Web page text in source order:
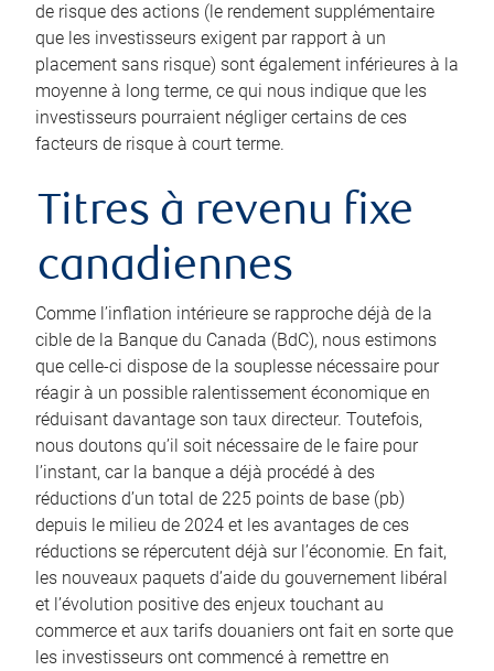
de risque des actions (le rendement supplémentaire
que les investisseurs exigent par rapport à un
placement sans risque) sont également inférieures à la
moyenne à long terme, ce qui nous indique que les
investisseurs pourraient négliger certains de ces
facteurs de risque à court terme.
Titres à revenu fixe
canadiennes
Comme l’inflation intérieure se rapproche déjà de la
cible de la Banque du Canada (BdC), nous estimons
que celle-ci dispose de la souplesse nécessaire pour
réagir à un possible ralentissement économique en
réduisant davantage son taux directeur. Toutefois,
nous doutons qu’il soit nécessaire de le faire pour
l’instant, car la banque a déjà procédé à des
réductions d’un total de 225 points de base (pb)
depuis le milieu de 2024 et les avantages de ces
réductions se répercutent déjà sur l’économie. En fait,
les nouveaux paquets d’aide du gouvernement libéral
et l’évolution positive des enjeux touchant au
commerce et aux tarifs douaniers ont fait en sorte que
les investisseurs ont commencé à remettre en